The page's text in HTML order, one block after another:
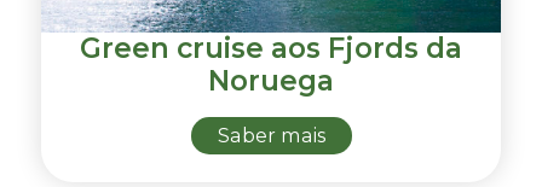
Green cruise aos Fjords da
Noruega
Saber mais